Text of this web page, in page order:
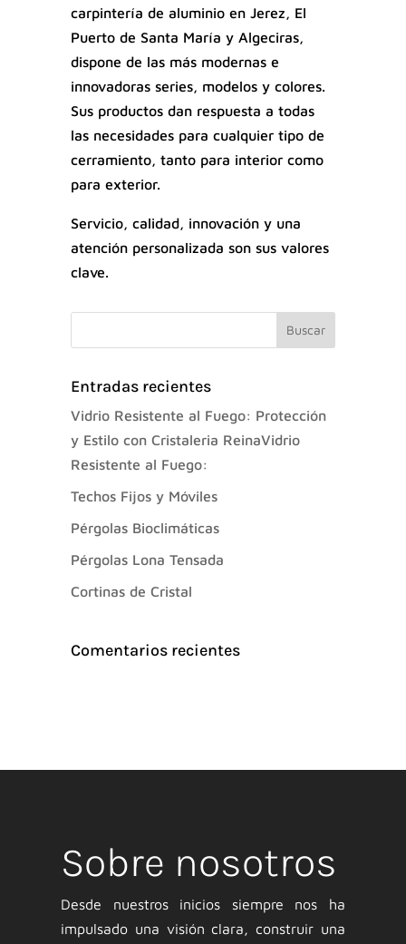
carpintería de aluminio en Jerez, El
Puerto de Santa María y Algeciras,
dispone de las más modernas e
innovadoras series, modelos y colores.
Sus productos dan respuesta a todas
las necesidades para cualquier tipo de
cerramiento, tanto para interior como
para exterior.
Servicio, calidad, innovación y una
atención personalizada son sus valores
clave.
Entradas recientes
Vidrio Resistente al Fuego: Protección
y Estilo con Cristaleria ReinaVidrio
Resistente al Fuego:
Techos Fijos y Móviles
Pérgolas Bioclimáticas
Pérgolas Lona Tensada
Cortinas de Cristal
Comentarios recientes
Sobre nosotros
Desde nuestros inicios siempre nos ha
impulsado una visión clara, construir una